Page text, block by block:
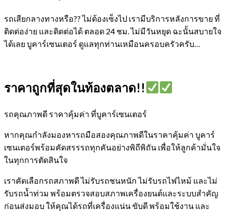
รถเสียกลางทางหรือ?? ไม่ต้องเซ็งไป เรามีบริการหลังการขาย ที่
ติดต่อง่าย และติดต่อได้ ตลอด 24 ชม. ไม่มีวันหยุด ฉะนั้นสบายใจ
ได้เลย บูคาร์เซนเตอร์ ดูแลทุกท่านเหมือนครอบครัวครับ…
ราคาถูกที่สุดในท้องตลาด!!
รถคุณภาพดี ราคาคุ้มค่า ที่บูคาร์เซนเตอร์
หากคุณกำลังมองหารถมือสองคุณภาพดีในราคาคุ้มค่า บูคาร์
เซนเตอร์พร้อมคัดสรรรถทุกคันอย่างพิถีพิถัน เพื่อให้ลูกค้ามั่นใจ
ในทุกการตัดสินใจ
เราคัดเลือกรถสภาพดี ไม่รับรถชนหนัก ไม่รับรถไฟไหม้ และไม่
รับรถน้ำท่วม พร้อมตรวจสอบสภาพเครื่องยนต์และระบบสำคัญ
ก่อนส่งมอบ ให้คุณได้รถที่เครื่องแน่น ขับดี พร้อมใช้งาน และ